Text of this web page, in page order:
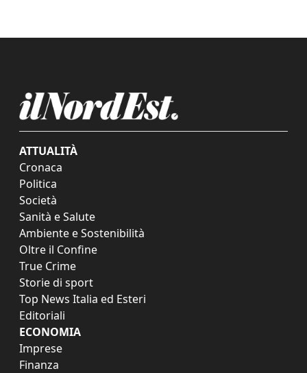
ATTUALITÀ
Cronaca
Politica
Società
Sanità e Salute
Ambiente e Sostenibilità
Oltre il Confine
True Crime
Storie di sport
Top News Italia ed Esteri
Editoriali
ECONOMIA
Imprese
Finanza